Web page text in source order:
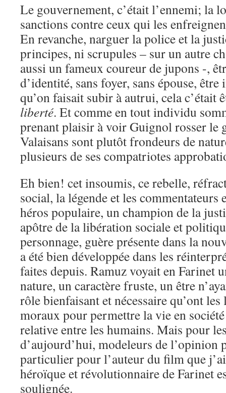
Le gouvernement, c’était l’ennemi; la
sanctions contre ceux qui les
En revanche, narguer la police et la
principes, ni scrupules – sur un autre
aussi un fameux coureur de jupons -,
d’identité, sans foyer, sans épouse,
qu’on faisait subir à autrui, cela c’était
liberté. Et comme en tout individu
prenant plaisir à voir Guignol rosser le
Valaisans sont plutôt frondeurs de
plusieurs de ses compatriotes
Eh bien! cet insoumis, ce rebelle,
social, la légende et les commentateurs
héros populaire, un champion de la
apôtre de la libération sociale et
personnage, guère présente dans la
a été bien développée dans les
faites depuis. Ramuz voyait en Farinet
nature, un caractère fruste, un être
rôle bienfaisant et nécessaire qu’ont
moraux pour permettre la vie en
relative entre les humains. Mais pour
d’aujourd’hui, modeleurs de l’opinion
particulier pour l’auteur du film que
héroïque et révolutionnaire de Farinet
soulignée.